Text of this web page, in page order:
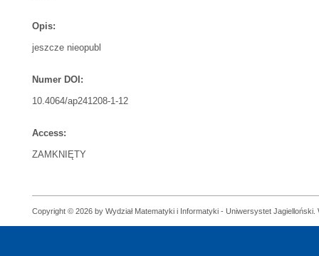
Opis:
jeszcze nieopubl
Numer DOI:
10.4064/ap241208-1-12
Access:
ZAMKNIĘTY
Copyright © 2026 by Wydział Matematyki i Informatyki - Uniwersystet